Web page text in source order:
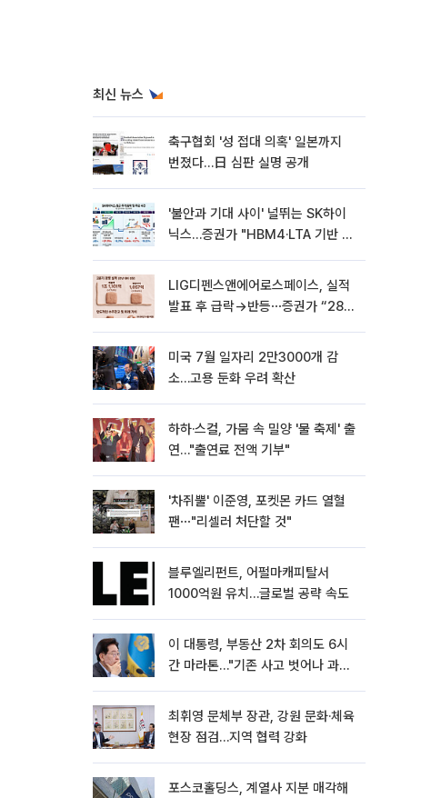
최신 뉴스
축구협회 '성 접대 의혹' 일본까지
번졌다…日 심판 실명 공개
'불안과 기대 사이' 널뛰는 SK하이
닉스…증권가 "HBM4·LTA 기반 펀
LIG디펜스앤에어로스페이스, 실적
발표 후 급락→반등⋯증권가 “28년
미국 7월 일자리 2만3000개 감
소…고용 둔화 우려 확산
하하·스컬, 가뭄 속 밀양 '물 축제' 출
연…"출연료 전액 기부"
'차쥐뿔' 이준영, 포켓몬 카드 열혈
팬⋯"리셀러 처단할 것"
블루엘리펀트, 어펄마캐피탈서
1000억원 유치…글로벌 공략 속도
이 대통령, 부동산 2차 회의도 6시
간 마라톤…"기존 사고 벗어나 과감
최휘영 문체부 장관, 강원 문화·체육
현장 점검…지역 협력 강화
포스코홀딩스, 계열사 지분 매각해